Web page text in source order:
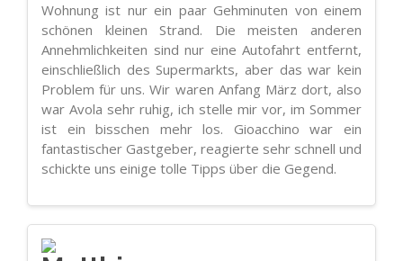
Wohnung ist nur ein paar Gehminuten von einem
schönen kleinen Strand. Die meisten anderen
Annehmlichkeiten sind nur eine Autofahrt entfernt,
einschließlich des Supermarkts, aber das war kein
Problem für uns. Wir waren Anfang März dort, also
war Avola sehr ruhig, ich stelle mir vor, im Sommer
ist ein bisschen mehr los. Gioacchino war ein
fantastischer Gastgeber, reagierte sehr schnell und
schickte uns einige tolle Tipps über die Gegend.